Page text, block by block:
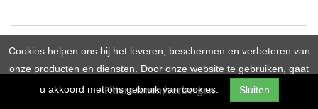
Filters tonen/verbergen
Cookies helpen ons bij het leveren, beschermen en verbeteren van
onze producten en diensten. Door onze website te gebruiken, gaat
u akkoord met ons gebruik van cookies.
Sluiten